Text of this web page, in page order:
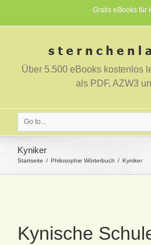
Gratis eBooks für
Über 5.500 eBooks kostenlos
als PDF, AZW3
Go to...
Kyniker
Startseite Philosophie Wörterbuch Kyniker
Kynische